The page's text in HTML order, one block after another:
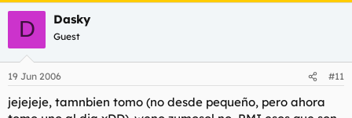
D Dasky
Guest
19 Jun 2006 #11
jejejeje, tamnbien tomo (no desde pequeño, pero ahora